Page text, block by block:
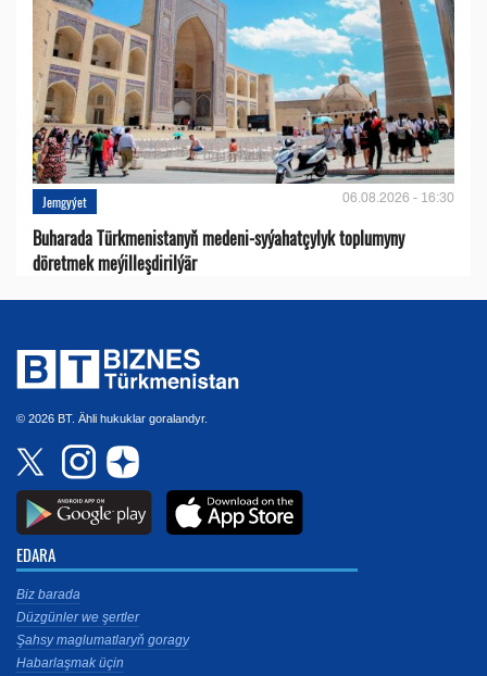
Jemgyýet 06.08.2026 - 16:30
Buharada Türkmenistanyň medeni-syýahatçylyk toplumyny
döretmek meýilleşdirilýär
© 2026 BT. Ähli hukuklar goralandyr.
EDARA
Biz barada
Düzgünler we şertler
Şahsy maglumatlaryň goragy
Habarlaşmak üçin